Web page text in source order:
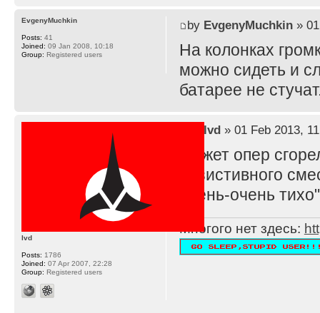
by EvgenyMuchkin» 01
На колонках
можно сидеть и
батарее не
EvgenyMuchkin
Posts: 41
Joined: 09 Jan 2008, 10:18
Group: Registered users
lvd» 01 Feb 2013,
Может опер
резистивного
очень-очень
Многого нет здесь:
lvd
Posts: 1786
Joined: 07 Apr 2007, 22:28
Group: Registered users